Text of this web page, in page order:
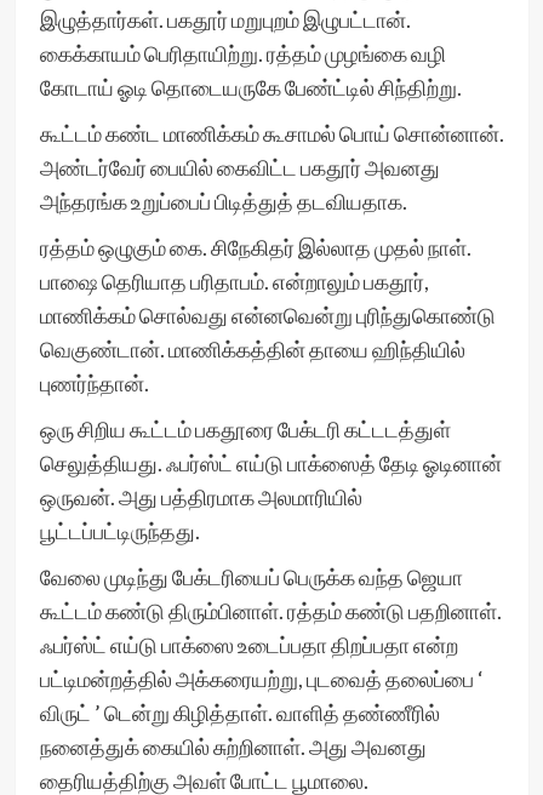
இழுத்தார்கள். பகதூர் மறுபுறம் இழுபட்டான்.
கைக்காயம் பெரிதாயிற்று. ரத்தம் முழங்கை வழி
கோடாய் ஓடி தொடையருகே பேண்ட்டில் சிந்திற்று.
கூட்டம் கண்ட மாணிக்கம் கூசாமல் பொய் சொன்னான்.
அண்டர்வேர் பையில் கைவிட்ட பகதூர் அவனது
அந்தரங்க உறுப்பைப் பிடித்துத் தடவியதாக.
ரத்தம் ஒழுகும் கை. சிநேகிதர் இல்லாத முதல் நாள்.
பாஷை தெரியாத பரிதாபம். என்றாலும் பகதூர்,
மாணிக்கம் சொல்வது என்னவென்று புரிந்துகொண்டு
வெகுண்டான். மாணிக்கத்தின் தாயை ஹிந்தியில்
புணர்ந்தான்.
ஒரு சிறிய கூட்டம் பகதூரை பேக்டரி கட்டடத்துள்
செலுத்தியது. ஃபர்ஸ்ட் எய்டு பாக்ஸைத் தேடி ஓடினான்
ஒருவன். அது பத்திரமாக அலமாரியில்
பூட்டப்பட்டிருந்தது.
வேலை முடிந்து பேக்டரியைப் பெருக்க வந்த ஜெயா
கூட்டம் கண்டு திரும்பினாள். ரத்தம் கண்டு பதறினாள்.
ஃபர்ஸ்ட் எய்டு பாக்ஸை உடைப்பதா திறப்பதா என்ற
பட்டிமன்றத்தில் அக்கரையற்று, புடவைத் தலைப்பை ‘
விருட் ’ டென்று கிழித்தாள். வாளித் தண்ணீரில்
நனைத்துக் கையில் சுற்றினாள். அது அவனது
தைரியத்திற்கு அவள் போட்ட பூமாலை.